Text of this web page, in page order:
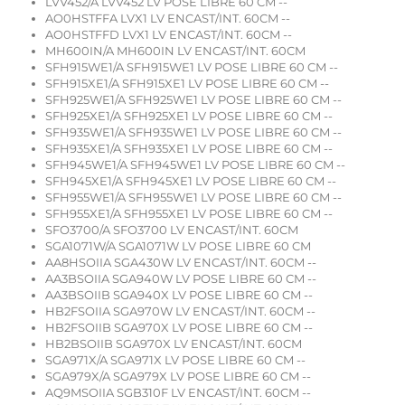
AO0HSTFFA LVX1 LV ENCAST/INT. 60CM --
AO0HSTFFD LVX1 LV ENCAST/INT. 60CM --
MH600IN/A MH600IN LV ENCAST/INT. 60CM
SFH915WE1/A SFH915WE1 LV POSE LIBRE 60 CM --
SFH915XE1/A SFH915XE1 LV POSE LIBRE 60 CM --
SFH925WE1/A SFH925WE1 LV POSE LIBRE 60 CM --
SFH925XE1/A SFH925XE1 LV POSE LIBRE 60 CM --
SFH935WE1/A SFH935WE1 LV POSE LIBRE 60 CM --
SFH935XE1/A SFH935XE1 LV POSE LIBRE 60 CM --
SFH945WE1/A SFH945WE1 LV POSE LIBRE 60 CM --
SFH945XE1/A SFH945XE1 LV POSE LIBRE 60 CM --
SFH955WE1/A SFH955WE1 LV POSE LIBRE 60 CM --
SFH955XE1/A SFH955XE1 LV POSE LIBRE 60 CM --
SFO3700/A SFO3700 LV ENCAST/INT. 60CM
SGA1071W/A SGA1071W LV POSE LIBRE 60 CM
AA8HSOIIA SGA430W LV ENCAST/INT. 60CM --
AA3BSOIIA SGA940W LV POSE LIBRE 60 CM --
AA3BSOIIB SGA940X LV POSE LIBRE 60 CM --
HB2FSOIIA SGA970W LV ENCAST/INT. 60CM --
HB2FSOIIB SGA970X LV POSE LIBRE 60 CM --
HB2BSOIIB SGA970X LV ENCAST/INT. 60CM
SGA971X/A SGA971X LV POSE LIBRE 60 CM --
SGA979X/A SGA979X LV POSE LIBRE 60 CM --
AQ9MSOIIA SGB310F LV ENCAST/INT. 60CM --